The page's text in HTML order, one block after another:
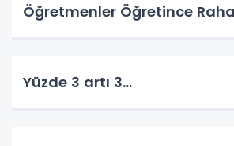
Öğretmenler Öğretince
Yüzde 3 artı 3...